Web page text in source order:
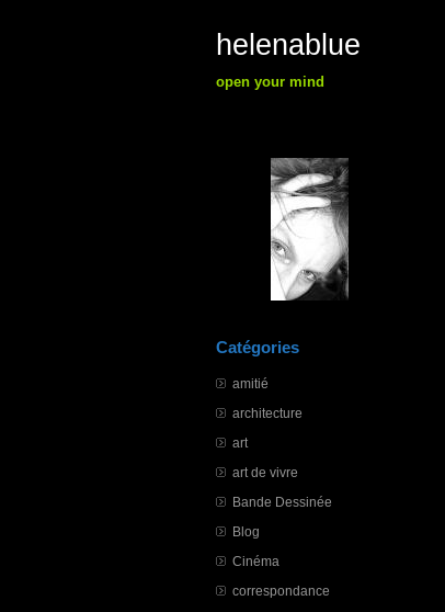
helenablue
open your mind
Catégories
amitié
architecture
art
art de vivre
Bande Dessinée
Blog
Cinéma
correspondance